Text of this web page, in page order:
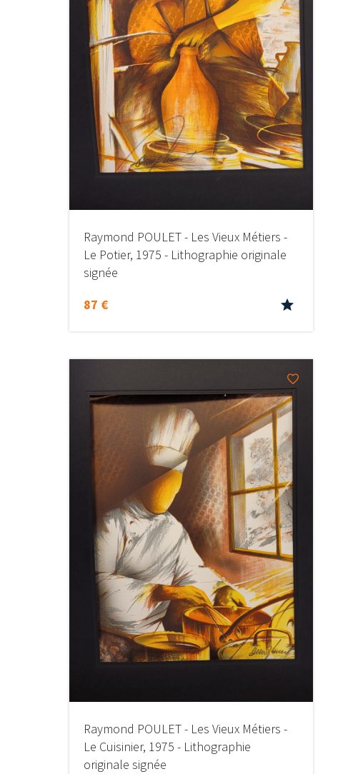
Raymond POULET - Les Vieux Métiers -
Le Potier, 1975 - Lithographie originale
signée
87 €
Raymond POULET - Les Vieux Métiers -
Le Cuisinier, 1975 - Lithographie
originale signée